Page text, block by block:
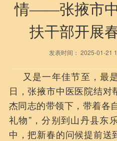
情——张掖市
扶干部开展
发表时间： 2025-01-21
又是一年佳节至，最
日，张掖市中医医院结对
杰同志的带领下，带着各
礼物”，分别到山丹县东
中，把新春的问候提前送